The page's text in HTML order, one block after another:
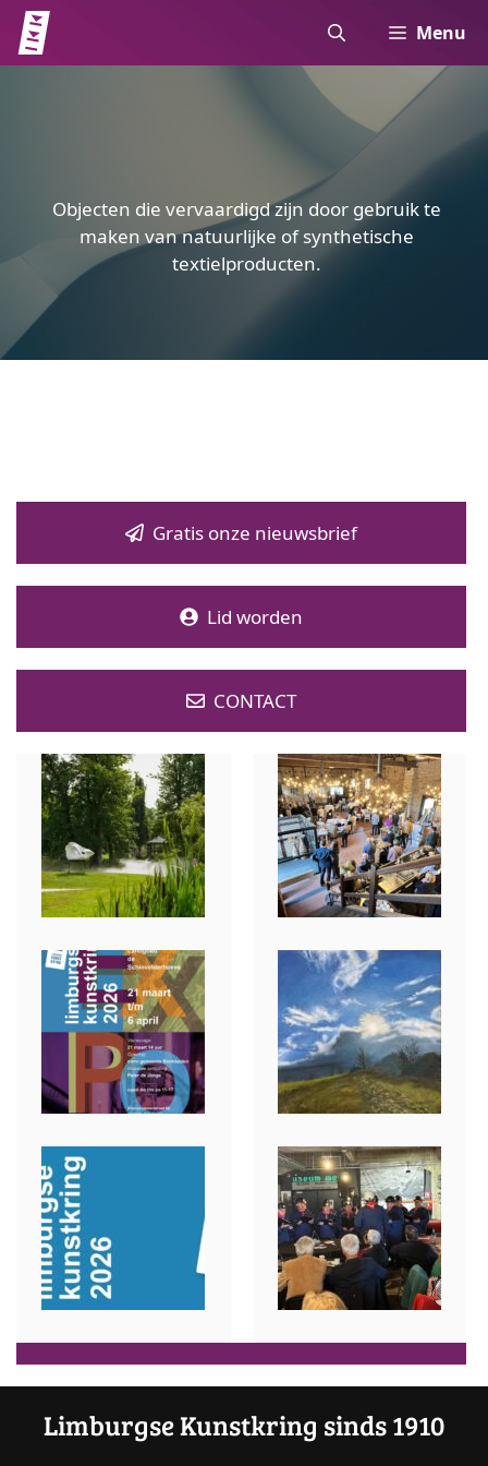
naar
de
Menu
Objecten die vervaardigd zijn door gebruik te
maken van natuurlijke of synthetische
textielproducten.
Gratis onze nieuwsbrief
Lid worden
CONTACT
Limburgse Kunstkring sinds 1910